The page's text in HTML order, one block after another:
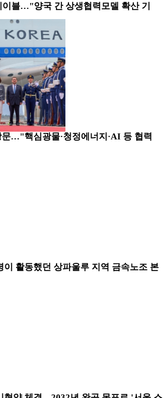
이블…"양국 간 상생협력모델 확산 기
…"핵심광물·청정에너지·AI 등 협력
이 활동했던 상파울루 지역 금속노조 본